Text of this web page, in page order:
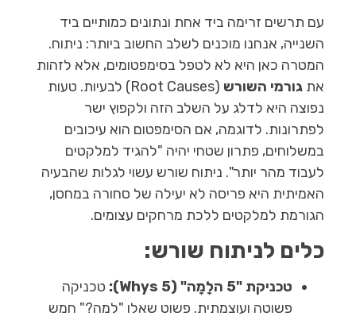
עם תרשים זרימה ביד אחת ונתונים כמותיים ביד
השנייה, אנחנו מוכנים לשלב החשוב ביותר: ניתוח.
המטרה כאן היא לא לטפל בסימפטומים, אלא לזהות
את גורמי השורש
(Root Causes) לבעיות. טעות
נפוצה היא לדלג על השלב הזה ולקפוץ ישר
לפתרונות. לדוגמה, אם הסימפטום הוא עיכובים
במשלוחים, פתרון שטחי יהיה "להגיד למלקטים
לעבוד מהר יותר". ניתוח שורש עשוי לגלות שהבעיה
האמיתית היא פריסה לא יעילה של סחורה במחסן,
הגורמת למלקטים ללכת מרחקים עצומים.
כלים לניתוח שורש:
טכניקת "5 הלָמָה" (5 Whys):
טכניקה
פשוטה ועוצמתית. פשוט שאלו "למה?" חמש